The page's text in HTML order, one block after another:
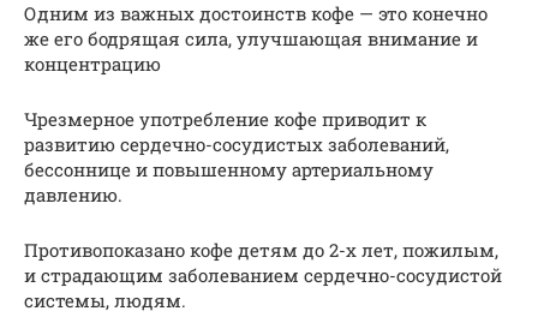
Одним из важных достоинств кофе — это конечно
же его бодрящая сила, улучшающая внимание и
концентрацию
Чрезмерное употребление кофе приводит к
развитию сердечно-сосудистых заболеваний,
бессоннице и повышенному артериальному
давлению.
Противопоказано кофе детям до 2-х лет, пожилым,
и страдающим заболеванием сердечно-сосудистой
системы, людям.